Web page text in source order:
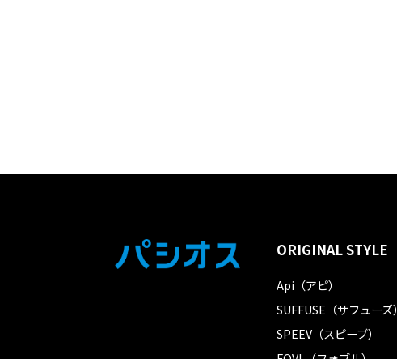
ORIGINAL STYLE
Api（アピ）
SUFFUSE（サフューズ）
SPEEV（スピーブ）